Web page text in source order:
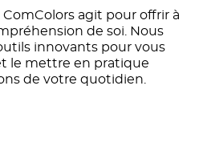
agit pour offrir à
de soi. Nous
innovants pour vous
le mettre en pratique
de votre quotidien.